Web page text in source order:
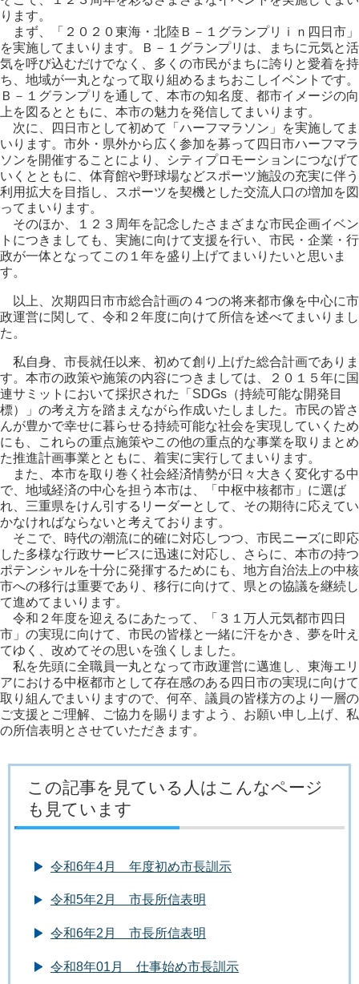
ります。
まず、「２０２０東海・北陸Ｂ－１グランプリｉｎ四日市」
を実施してまいります。Ｂ－１グランプリは、まちに元気と活
気を呼び込むだけでなく、多くの市民がまちに誇りと愛着を持
ち、地域が一丸となって取り組めるまちおこしイベントです。
Ｂ－１グランプリを通して、本市の知名度、都市イメージの向
上を図るとともに、本市の魅力を発信してまいります。
次に、四日市として初めて「ハーフマラソン」を実施してま
いります。市外・県外から広く参加を募って四日市ハーフマラ
ソンを開催することにより、シティプロモーションにつなげて
いくとともに、体育館や野球場などスポーツ施設の充実に伴う
利用拡大を目指し、スポーツを契機とした交流人口の増加を図
ってまいります。
そのほか、１２３周年を記念したさまざまな市民企画イベン
トにつきましても、実施に向けて支援を行い、市民・企業・行
政が一体となってこの１年を盛り上げてまいりたいと思いま
す。
以上、次期四日市市総合計画の４つの将来都市像を中心に市
政運営に関して、令和２年度に向けて所信を述べてまいりまし
た。
私自身、市長就任以来、初めて創り上げた総合計画でありま
す。本市の政策や施策の内容につきましては、２０１５年に国
連サミットにおいて採択された「SDGs（持続可能な開発目
標）」の考え方を踏まえながら作成いたしました。市民の皆さ
んが豊かで幸せに暮らせる持続可能な社会を実現していくため
にも、これらの重点施策やこの他の重点的な事業を取りまとめ
た推進計画事業とともに、着実に実行してまいります。
また、本市を取り巻く社会経済情勢が日々大きく変化する中
で、地域経済の中心を担う本市は、「中枢中核都市」に選ば
れ、三重県をけん引するリーダーとして、その期待に応えてい
かなければならないと考えております。
そこで、時代の潮流に的確に対応しつつ、市民ニーズに即応
した多様な行政サービスに迅速に対応し、さらに、本市の持つ
ポテンシャルを十分に発揮するためにも、地方自治法上の中核
市への移行は重要であり、移行に向けて、県との協議を継続し
て進めてまいります。
令和２年度を迎えるにあたって、「３１万人元気都市四日
市」の実現に向けて、市民の皆様と一緒に汗をかき、夢を叶え
てゆく、改めてその思いを強くしました。
私を先頭に全職員一丸となって市政運営に邁進し、東海エリ
アにおける中枢都市として存在感のある四日市の実現に向けて
取り組んでまいりますので、何卒、議員の皆様方のより一層の
ご支援とご理解、ご協力を賜りますよう、お願い申し上げ、私
の所信表明とさせていただきます。
この記事を見ている人はこんなページ
も見ています
令和6年4月 年度初め市長訓示
令和5年2月 市長所信表明
令和6年2月 市長所信表明
令和8年01月 仕事始め市長訓示